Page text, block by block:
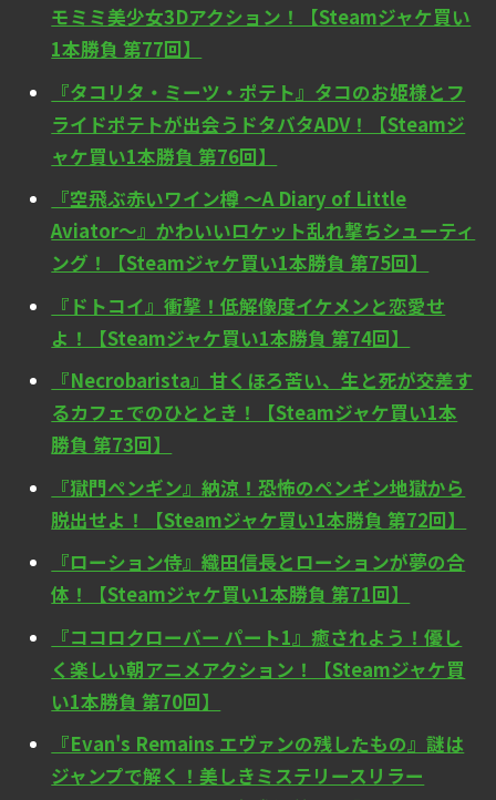
モミミ美少女3Dアクション！【Steamジャケ買い
1本勝負 第77回】
『タコリタ・ミーツ・ポテト』タコのお姫様とフ
ライドポテトが出会うドタバタADV！【Steamジ
ャケ買い1本勝負 第76回】
『空飛ぶ赤いワイン樽 ～A Diary of Little
Aviator～』かわいいロケット乱れ撃ちシューティ
ング！【Steamジャケ買い1本勝負 第75回】
『ドトコイ』衝撃！低解像度イケメンと恋愛せ
よ！【Steamジャケ買い1本勝負 第74回】
『Necrobarista』甘くほろ苦い、生と死が交差す
るカフェでのひととき！【Steamジャケ買い1本
勝負 第73回】
『獄門ペンギン』納涼！恐怖のペンギン地獄から
脱出せよ！【Steamジャケ買い1本勝負 第72回】
『ローション侍』織田信長とローションが夢の合
体！【Steamジャケ買い1本勝負 第71回】
『ココロクローバー パート1』癒されよう！優し
く楽しい朝アニメアクション！【Steamジャケ買
い1本勝負 第70回】
『Evan's Remains エヴァンの残したもの』謎は
ジャンプで解く！美しきミステリースリラー